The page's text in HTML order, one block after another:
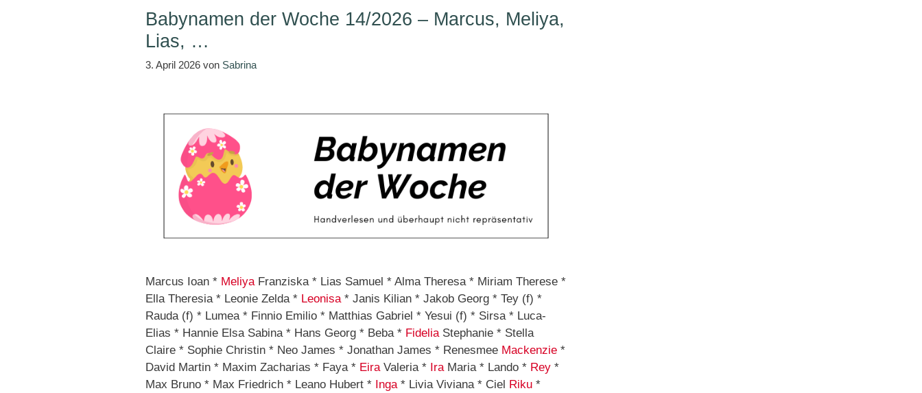
Babynamen der Woche 14/2026 – Marcus, Meliya,
Lias, …
3. April 2026 von Sabrina
Marcus Ioan * MeliyaFranziska * Lias Samuel * Alma Theresa * Miriam Therese *
Ella Theresia * Leonie Zelda * Leonisa* Janis Kilian * Jakob Georg * Tey (f) *
Rauda (f) * Lumea * Finnio Emilio * Matthias Gabriel * Yesui (f) * Sirsa * Luca-
Elias * Hannie Elsa Sabina * Hans Georg * Beba * FideliaStephanie * Stella
Claire * Sophie Christin * Neo James * Jonathan James * Renesmee Mackenzie *
David Martin * Maxim Zacharias * Faya * EiraValeria * IraMaria * Lando * Rey *
Max Bruno * Max Friedrich * Leano Hubert * Inga* Livia Viviana * Ciel Riku *